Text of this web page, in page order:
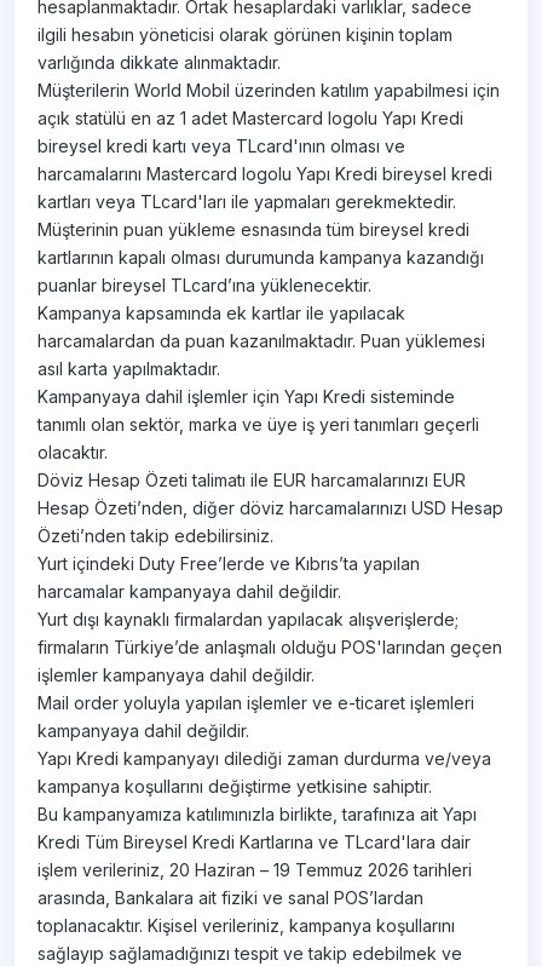
hesaplanmaktadır. Ortak hesaplardaki varlıklar, sadece
ilgili hesabın yöneticisi olarak görünen kişinin toplam
varlığında dikkate alınmaktadır.
Müşterilerin World Mobil üzerinden katılım yapabilmesi için
açık statülü en az 1 adet Mastercard logolu Yapı Kredi
bireysel kredi kartı veya TLcard'ının olması ve
harcamalarını Mastercard logolu Yapı Kredi bireysel kredi
kartları veya TLcard'ları ile yapmaları gerekmektedir.
Müşterinin puan yükleme esnasında tüm bireysel kredi
kartlarının kapalı olması durumunda kampanya kazandığı
puanlar bireysel TLcard’ına yüklenecektir.
Kampanya kapsamında ek kartlar ile yapılacak
harcamalardan da puan kazanılmaktadır. Puan yüklemesi
asıl karta yapılmaktadır.
Kampanyaya dahil işlemler için Yapı Kredi sisteminde
tanımlı olan sektör, marka ve üye iş yeri tanımları geçerli
olacaktır.
Döviz Hesap Özeti talimatı ile EUR harcamalarınızı EUR
Hesap Özeti’nden, diğer döviz harcamalarınızı USD Hesap
Özeti’nden takip edebilirsiniz.
Yurt içindeki Duty Free’lerde ve Kıbrıs’ta yapılan
harcamalar kampanyaya dahil değildir.
Yurt dışı kaynaklı firmalardan yapılacak alışverişlerde;
firmaların Türkiye’de anlaşmalı olduğu POS'larından geçen
işlemler kampanyaya dahil değildir.
Mail order yoluyla yapılan işlemler ve e-ticaret işlemleri
kampanyaya dahil değildir.
Yapı Kredi kampanyayı dilediği zaman durdurma ve/veya
kampanya koşullarını değiştirme yetkisine sahiptir.
Bu kampanyamıza katılımınızla birlikte, tarafınıza ait Yapı
Kredi Tüm Bireysel Kredi Kartlarına ve TLcard'lara dair
işlem verileriniz, 20 Haziran – 19 Temmuz 2026 tarihleri
arasında, Bankalara ait fiziki ve sanal POS’lardan
toplanacaktır. Kişisel verileriniz, kampanya koşullarını
sağlayıp sağlamadığınızı tespit ve takip edebilmek ve